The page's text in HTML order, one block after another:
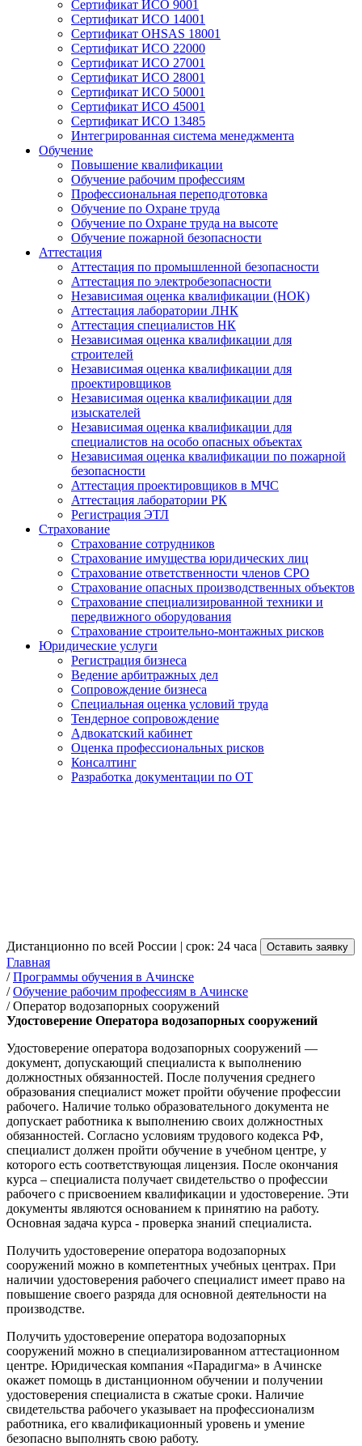
Сертификат ИСО 9001
Сертификат ИСО 14001
Сертификат OHSAS 18001
Сертификат ИСО 22000
Сертификат ИСО 27001
Сертификат ИСО 28001
Сертификат ИСО 50001
Сертификат ИСО 45001
Сертификат ИСО 13485
Интегрированная система менеджмента
Обучение
Повышение квалификации
Обучение рабочим профессиям
Профессиональная переподготовка
Обучение по Охране труда
Обучение по Охране труда на высоте
Обучение пожарной безопасности
Аттестация
Аттестация по промышленной безопасности
Аттестация по электробезопасности
Независимая оценка квалификации (НОК)
Аттестация лаборатории ЛНК
Аттестация специалистов НК
Независимая оценка квалификации для
строителей
Независимая оценка квалификации для
проектировщиков
Независимая оценка квалификации для
изыскателей
Независимая оценка квалификации для
специалистов на особо опасных объектах
Независимая оценка квалификации по пожарной
безопасности
Аттестация проектировщиков в МЧС
Аттестация лаборатории РК
Регистрация ЭТЛ
Страхование
Страхование сотрудников
Страхование имущества юридических лиц
Страхование ответственности членов СРО
Страхование опасных производственных объектов
Страхование специализированной техники и
передвижного оборудования
Страхование строительно-монтажных рисков
Юридические услуги
Регистрация бизнеса
Ведение арбитражных дел
Сопровождение бизнеса
Специальная оценка условий труда
Тендерное сопровождение
Адвокатский кабинет
Оценка профессиональных рисков
Консалтинг
Разработка документации по ОТ
Дистанционно по всей России | срок: 24 часа Оставить заявку
Главная
/Программы обучения в Ачинске
/Обучение рабочим профессиям в Ачинске
/Оператор водозапорных сооружений
Удостоверение Оператора водозапорных сооружений
Удостоверение оператора водозапорных сооружений —
документ, допускающий специалиста к выполнению
должностных обязанностей. После получения среднего
образования специалист может пройти обучение профессии
рабочего. Наличие только образовательного документа не
допускает работника к выполнению своих должностных
обязанностей. Согласно условиям трудового кодекса РФ,
специалист должен пройти обучение в учебном центре, у
которого есть соответствующая лицензия. После окончания
курса – специалиста получает свидетельство о профессии
рабочего с присвоением квалификации и удостоверение. Эти
документы являются основанием к принятию на работу.
Основная задача курса - проверка знаний специалиста.
Получить удостоверение оператора водозапорных
сооружений можно в компетентных учебных центрах. При
наличии удостоверения рабочего специалист имеет право на
повышение своего разряда для основной деятельности на
производстве.
Получить удостоверение оператора водозапорных
сооружений можно в специализированном аттестационном
центре. Юридическая компания «Парадигма» в Ачинске
окажет помощь в дистанционном обучении и получении
удостоверения специалиста в сжатые сроки. Наличие
свидетельства рабочего указывает на профессионализм
работника, его квалификационный уровень и умение
безопасно выполнять свою работу.